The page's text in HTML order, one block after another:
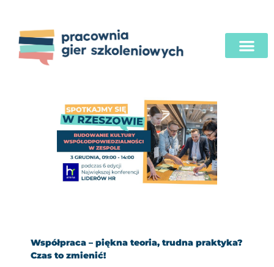
Współpraca – piękna teoria, trudna praktyka?
Czas to zmienić!